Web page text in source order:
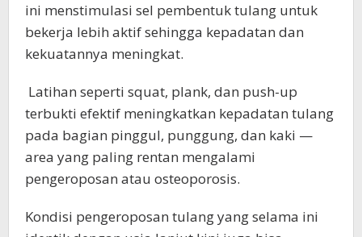
ini menstimulasi sel pembentuk tulang untuk
bekerja lebih aktif sehingga kepadatan dan
kekuatannya meningkat.
Latihan seperti squat, plank, dan push-up
terbukti efektif meningkatkan kepadatan tulang
pada bagian pinggul, punggung, dan kaki —
area yang paling rentan mengalami
pengeroposan atau osteoporosis.
Kondisi pengeroposan tulang yang selama ini